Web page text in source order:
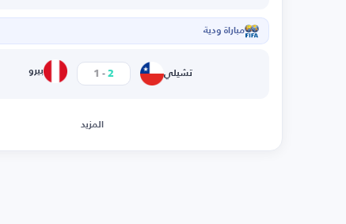
مباراة ودية
تشيلي 2
-
1 بيرو
المزيد